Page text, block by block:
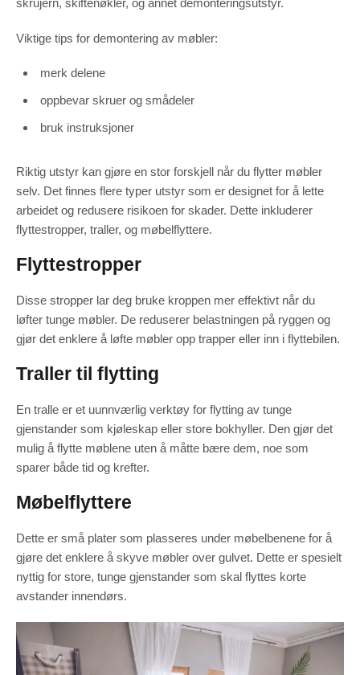
skrujern, skiftenøkler, og annet demonteringsutstyr.
Viktige tips for demontering av møbler:
merk delene
oppbevar skruer og smådeler
bruk instruksjoner
Riktig utstyr kan gjøre en stor forskjell når du flytter møbler
selv. Det finnes flere typer utstyr som er designet for å lette
arbeidet og redusere risikoen for skader. Dette inkluderer
flyttestropper, traller, og møbelflyttere.
Flyttestropper
Disse stropper lar deg bruke kroppen mer effektivt når du
løfter tunge møbler. De reduserer belastningen på ryggen og
gjør det enklere å løfte møbler opp trapper eller inn i flyttebilen.
Traller til flytting
En tralle er et uunnværlig verktøy for flytting av tunge
gjenstander som kjøleskap eller store bokhyller. Den gjør det
mulig å flytte møblene uten å måtte bære dem, noe som
sparer både tid og krefter.
Møbelflyttere
Dette er små plater som plasseres under møbelbenene for å
gjøre det enklere å skyve møbler over gulvet. Dette er spesielt
nyttig for store, tunge gjenstander som skal flyttes korte
avstander innendørs.